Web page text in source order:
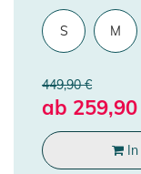
S M
449,90 €
ab 259,90